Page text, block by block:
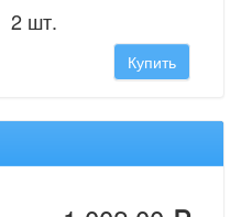
2 шт.
Купить